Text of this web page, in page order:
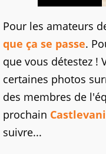
Pour les amateurs
que ça se passe.
que vous détestez !
certaines photos
des membres de
prochain
suivre...